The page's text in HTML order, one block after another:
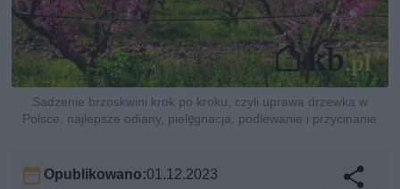
Sadzenie brzoskwini krok po kroku, czyli uprawa drzewka w
Polsce, najlepsze odiany, pielęgnacja, podlewanie i przycinanie
Opublikowano:01.12.2023